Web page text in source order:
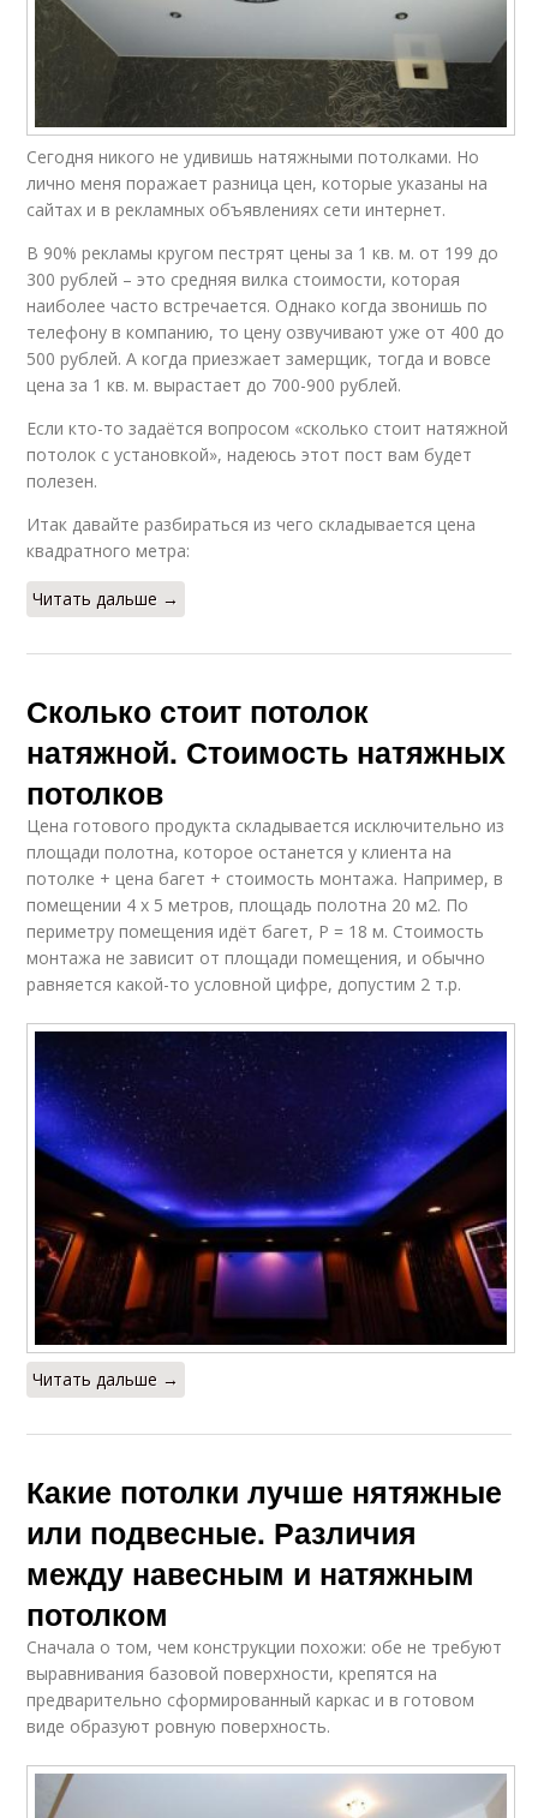
Сегодня никого не удивишь натяжными потолками. Но
лично меня поражает разница цен, которые указаны на
сайтах и в рекламных объявлениях сети интернет.
В 90% рекламы кругом пестрят цены за 1 кв. м. от 199 до
300 рублей – это средняя вилка стоимости, которая
наиболее часто встречается. Однако когда звонишь по
телефону в компанию, то цену озвучивают уже от 400 до
500 рублей. А когда приезжает замерщик, тогда и вовсе
цена за 1 кв. м. вырастает до 700-900 рублей.
Если кто-то задаётся вопросом «сколько стоит натяжной
потолок с установкой», надеюсь этот пост вам будет
полезен.
Итак давайте разбираться из чего складывается цена
квадратного метра:
Читать дальше →
Сколько стоит потолок
натяжной. Стоимость натяжных
потолков
Цена готового продукта складывается исключительно из
площади полотна, которое останется у клиента на
потолке + цена багет + стоимость монтажа. Например, в
помещении 4 х 5 метров, площадь полотна 20 м2. По
периметру помещения идёт багет, P = 18 м. Стоимость
монтажа не зависит от площади помещения, и обычно
равняется какой-то условной цифре, допустим 2 т.р.
Читать дальше →
Какие потолки лучше нятяжные
или подвесные. Различия
между навесным и натяжным
потолком
Сначала о том, чем конструкции похожи: обе не требуют
выравнивания базовой поверхности, крепятся на
предварительно сформированный каркас и в готовом
виде образуют ровную поверхность.